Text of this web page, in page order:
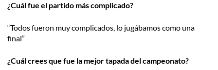
¿Cuál fue el partido más complicado?
“Todos fueron muy complicados, lo jugábamos como una
final”
¿Cuál crees que fue la mejor tapada del campeonato?